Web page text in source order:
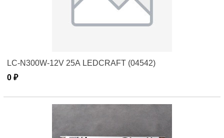
LC-N300W-12V 25А LEDCRAFT (04542)
0 ₽